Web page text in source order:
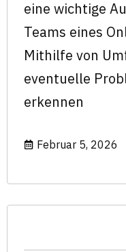
eine wichtige
Teams eines
Mithilfe von
eventuelle
erkennen
Februar 5, 2026